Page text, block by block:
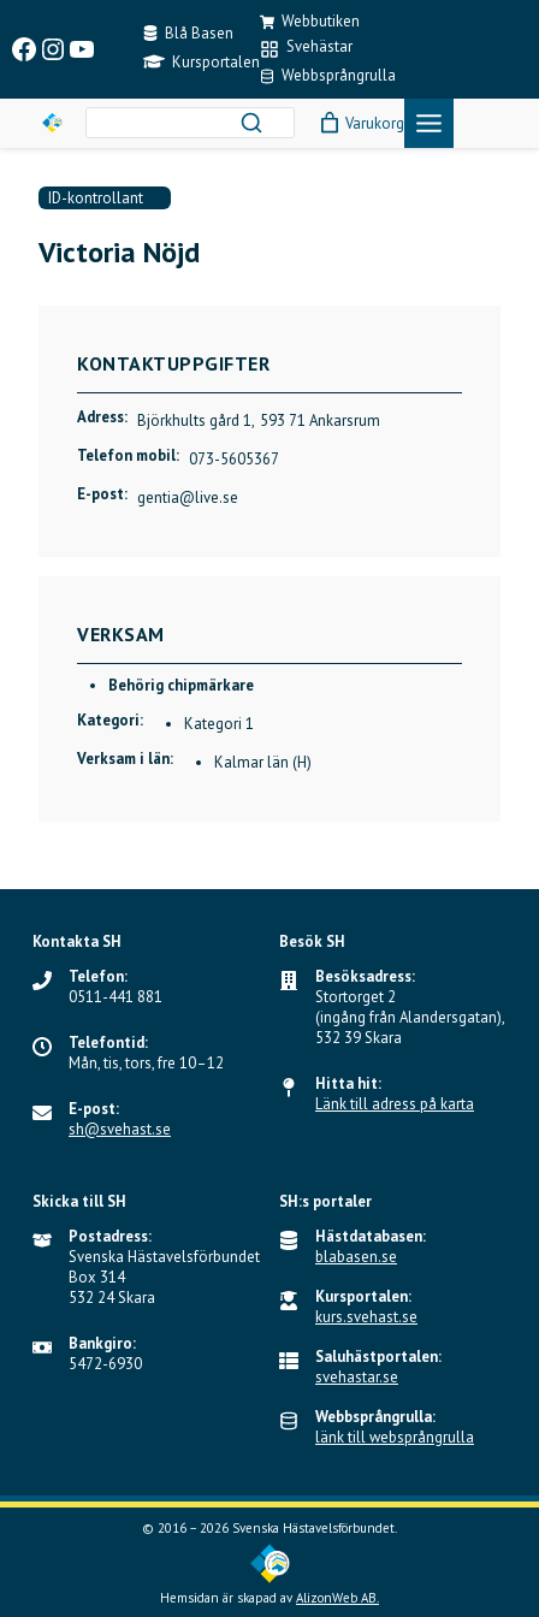
content
Facebook
Instagram
YouTubeBlå Basen
Kursportalen
Webbutiken
Svehästar
Webbsprångrulla
Varukorg
ID-kontrollant
Victoria Nöjd
KONTAKTUPPGIFTER
Adress: Björkhults gård 1, 593 71 Ankarsrum
Telefon mobil: 073-5605367
E-post: gentia@live.se
VERKSAM
Behörig chipmärkare
Kategori:
Kategori 1
Verksam i län:
Kalmar län (H)
Kontakta SH
Telefon:
0511-441 881
Telefontid:
Mån, tis, tors, fre 10–12
E-post:
sh@svehast.se
Besök SH
Besöksadress:
Stortorget 2
(ingång från Alandersgatan),
532 39 Skara
Hitta hit:
Länk till adress på karta
Skicka till SH
Postadress:
Svenska Hästavelsförbundet
Box 314
532 24 Skara
Bankgiro:
5472-6930
SH:s portaler
Hästdatabasen:
blabasen.se
Kursportalen:
kurs.svehast.se
Saluhästportalen:
svehastar.se
Webbsprångrulla:
länk till websprångrulla
© 2016 – 2026 Svenska Hästavelsförbundet.
Hemsidan är skapad av AlizonWeb AB.